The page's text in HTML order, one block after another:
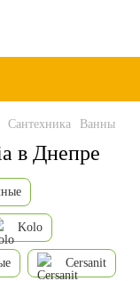
Сантехника Ванны
в Днепре
Kolo
Cersanit